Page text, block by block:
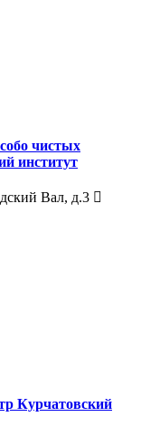
чистых
институт
Вал, д.3
Курчатовский